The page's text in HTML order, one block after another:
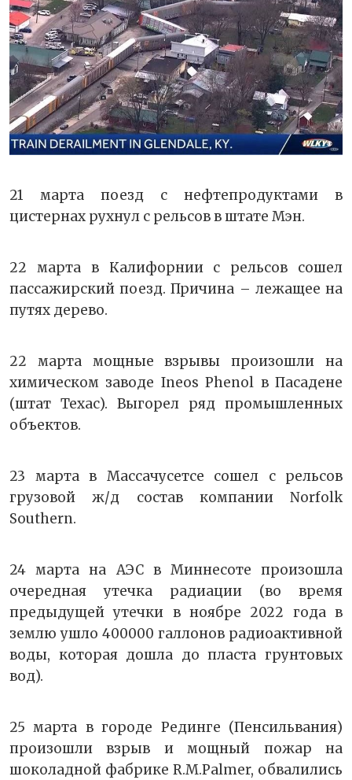
21 марта поезд с нефтепродуктами в
цистернах рухнул с рельсов в штате Мэн.
22 марта в Калифорнии с рельсов сошел
пассажирский поезд. Причина – лежащее на
путях дерево.
22 марта мощные взрывы произошли на
химическом заводе Ineos Phenol в Пасадене
(штат Техас). Выгорел ряд промышленных
объектов.
23 марта в Массачусетсе сошел с рельсов
грузовой ж/д состав компании Norfolk
Southern.
24 марта на АЭС в Миннесоте произошла
очередная утечка радиации (во время
предыдущей утечки в ноябре 2022 года в
землю ушло 400000 галлонов радиоактивной
воды, которая дошла до пласта грунтовых
вод).
25 марта в городе Рединге (Пенсильвания)
произошли взрыв и мощный пожар на
шоколадной фабрике R.M.Palmer, обвалились